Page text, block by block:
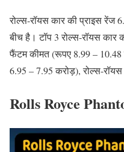
रोल्स-रॉयस कार की प्राइस
बीच है। टॉप 3 रोल्स-रॉयस कार
फैंटम कीमत (रूपए 8.99 – 10.48
6.95 – 7.95 करोड़), रोल्स-
Rolls Royce